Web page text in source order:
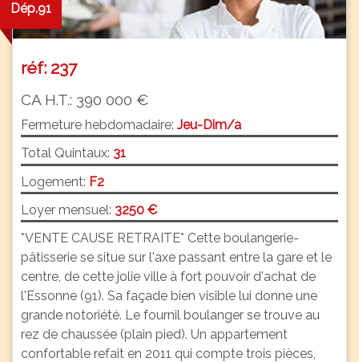
Dép.91
réf: 237
CA H.T.: 390 000 €
Fermeture hebdomadaire: Jeu-Dim/a
Total Quintaux: 31
Logement: F2
Loyer mensuel: 3250 €
*VENTE CAUSE RETRAITE* Cette boulangerie-
pâtisserie se situe sur l'axe passant entre la gare et le
centre, de cette jolie ville à fort pouvoir d'achat de
l'Essonne (91). Sa façade bien visible lui donne une
grande notoriété. Le fournil boulanger se trouve au
rez de chaussée (plain pied). Un appartement
confortable refait en 2011 qui compte trois pièces,